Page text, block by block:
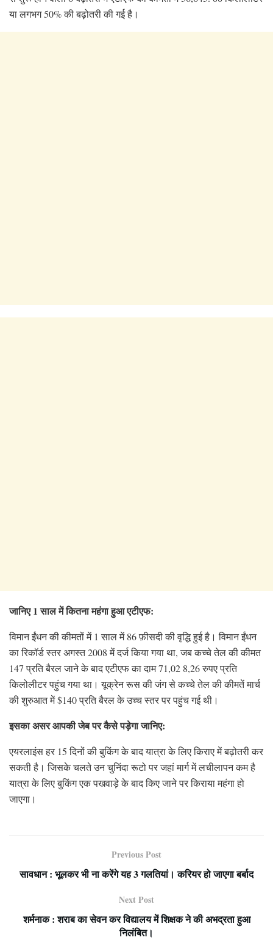
या लगभग 50% की बढ़ोतरी की गई है।
जानिए 1 साल में कितना महंगा हुआ एटीएफ:
विमान ईंधन की कीमतों में 1 साल में 86 फ़ीसदी की वृद्धि हुई है। विमान ईंधन
का रिकॉर्ड स्तर अगस्त 2008 में दर्ज किया गया था, जब कच्चे तेल की कीमत
147 प्रति बैरल जाने के बाद एटीएफ का दाम 71,02 8,26 रुपए प्रति
किलोलीटर पहुंच गया था। यूक्रेन रूस की जंग से कच्चे तेल की कीमतें मार्च
की शुरुआत में $140 प्रति बैरल के उच्च स्तर पर पहुंच गई थी।
इसका असर आपकी जेब पर कैसे पड़ेगा जानिए:
एयरलाइंस हर 15 दिनों की बुकिंग के बाद यात्रा के लिए किराए में बढ़ोतरी कर
सकती है। जिसके चलते उन चुनिंदा रूटो पर जहां मार्ग में लचीलापन कम है
यात्रा के लिए बुकिंग एक पखवाड़े के बाद किए जाने पर किराया महंगा हो
जाएगा।
Previous Post
सावधान : भूलकर भी ना करेंगे यह 3 गलतियां। करियर हो जाएगा बर्बाद
Next Post
शर्मनाक : शराब का सेवन कर विद्यालय में शिक्षक ने की अभद्रता हुआ
निलंबित।